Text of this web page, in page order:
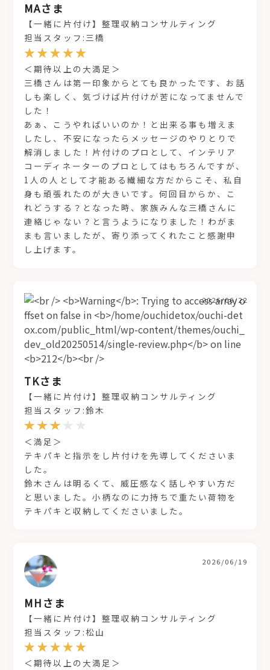
MAさま
【一緒に片付け】整理収納コンサルティング
担当スタッフ:三橋
＜期待以上の大満足＞
三橋さんは第一印象からとても良かったです、お話
しも楽しく、気づけば片付けが苦になってませんで
した！
あぁ、こうやればいいのか！と出来る事も増えま
したし、不安になったらメッセージのやりとりで
解消しました！片付けのプロとして、インテリア
コーディネーターのプロとしてはもちろんですが、
1人の人として才能ある繊細な方だからこそ、私自
身も頑張れたのが大きいです。何回目からか、こ
れどうする？となった時、家族みんな三橋さんに
連絡じゃない？と言うようになりました！わがま
まも言いましたが、寄り添ってくれたこと感謝申
し上げます。
TKさま
2026/06/22
【一緒に片付け】整理収納コンサルティング
担当スタッフ:鈴木
＜満足＞
テキパキと指示をし片付けを先導してくださいま
した。
鈴木さんは明るくて、威圧感なく話しやすい方だ
と思いました。小柄なのに力持ちで重たい荷物を
テキパキと収納してくださいました。
MHさま
2026/06/19
【一緒に片付け】整理収納コンサルティング
担当スタッフ:松山
＜期待以上の大満足＞